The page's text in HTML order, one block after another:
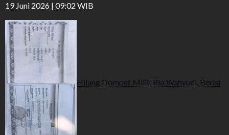
19 Juni 2026 | 09:02 WIB
Hilang Dompet Milik Rio Wahyudi, Berisi